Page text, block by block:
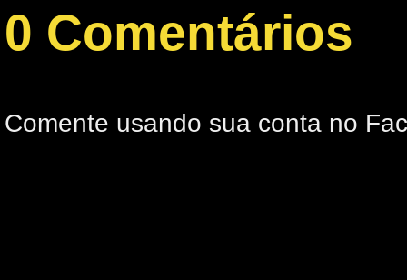
0 Comentários
Comente usando sua conta no